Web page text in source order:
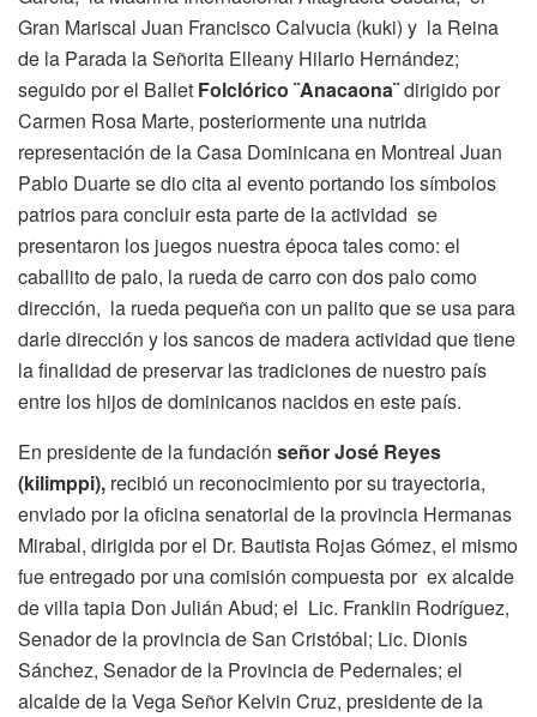
Gran Mariscal Juan Francisco Calvucia (kuki) y la Reina
de la Parada la Señorita Elleany Hilario Hernández;
seguido por el Ballet Folclórico ¨Anacaona¨dirigido por
Carmen Rosa Marte, posteriormente una nutrida
representación de la Casa Dominicana en Montreal Juan
Pablo Duarte se dio cita al evento portando los símbolos
patrios para concluir esta parte de la actividad se
presentaron los juegos nuestra época tales como: el
caballito de palo, la rueda de carro con dos palo como
dirección, la rueda pequeña con un palito que se usa para
darle dirección y los sancos de madera actividad que tiene
la finalidad de preservar las tradiciones de nuestro país
entre los hijos de dominicanos nacidos en este país.
En presidente de la fundación señor José Reyes
(kilimppi), recibió un reconocimiento por su trayectoria,
enviado por la oficina senatorial de la provincia Hermanas
Mirabal, dirigida por el Dr. Bautista Rojas Gómez, el mismo
fue entregado por una comisión compuesta por ex alcalde
de villa tapia Don Julián Abud; el Lic. Franklin Rodríguez,
Senador de la provincia de San Cristóbal; Lic. Dionis
Sánchez, Senador de la Provincia de Pedernales; el
alcalde de la Vega Señor Kelvin Cruz, presidente de la